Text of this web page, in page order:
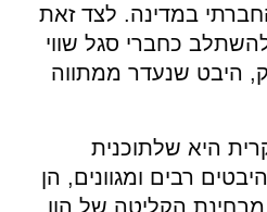
במדינה. לצד זאת
כחברי סגל שווי
היבט שנעדר ממתווה
היא שלתוכנית
רבים ומגוונים, הן
הקליטה של הון